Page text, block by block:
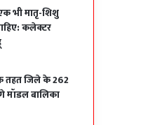
भी मातृ-शिशु
कलेक्टर
तहत जिले के 262
मॉडल बालिका